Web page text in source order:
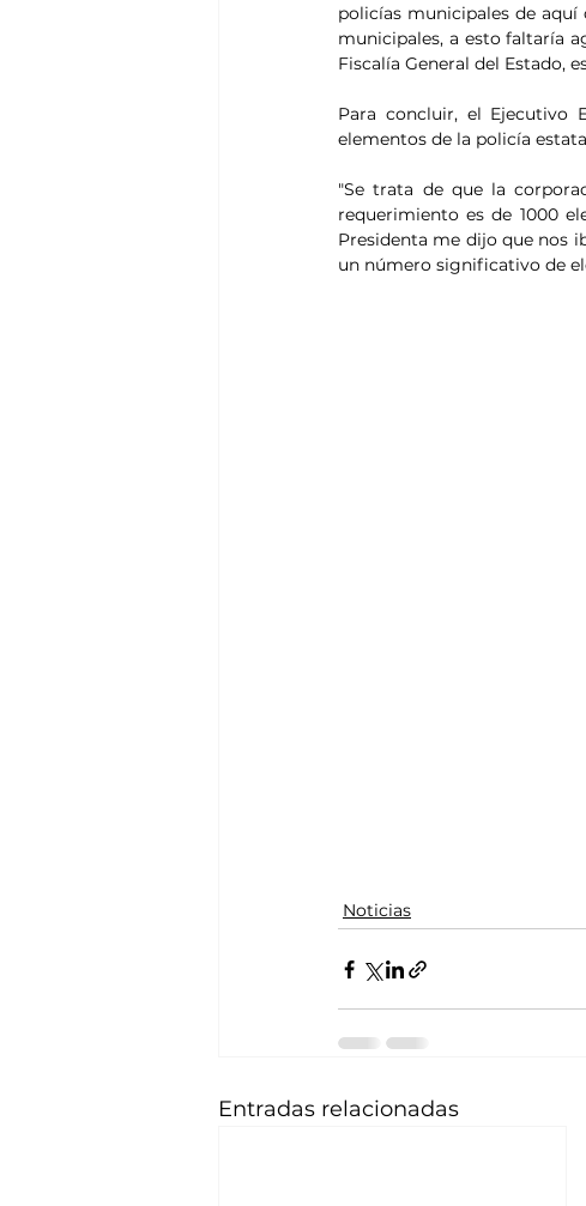
policías municipales de
municipales, a esto faltaría
Fiscalía General del Estado,
Para concluir, el Ejecutivo
elementos de la policía
"Se trata de que la
requerimiento es de 1000
Presidenta me dijo que nos
un número significativo de
Noticias
Entradas relacionadas